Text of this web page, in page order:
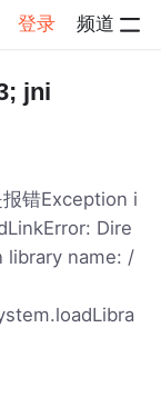
登录 频道
jni
错Exception i
Dire
library name: /